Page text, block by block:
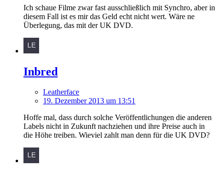
Ich schaue Filme zwar fast ausschließlich mit Synchro, aber in
diesem Fall ist es mir das Geld echt nicht wert. Wäre ne
Überlegung, das mit der UK DVD.
Inbred
Leatherface
19. Dezember 2013 um 13:51
Hoffe mal, dass durch solche Veröffentlichungen die anderen
Labels nicht in Zukunft nachziehen und ihre Preise auch in
die Höhe treiben. Wieviel zahlt man denn für die UK DVD?